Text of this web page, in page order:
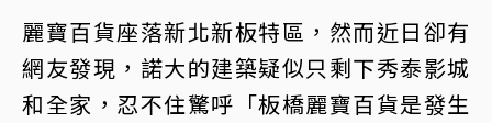
麗寶百貨座落新北新板特區，然而近日卻有
網友發現，諾大的建築疑似只剩下秀泰影城
和全家，忍不住驚呼「板橋麗寶百貨是發生